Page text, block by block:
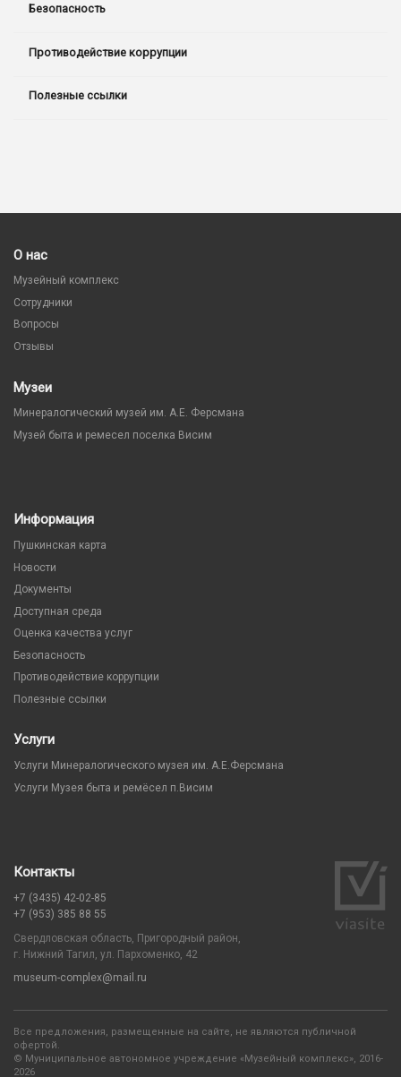
Безопасность
Противодействие коррупции
Полезные ссылки
О нас
Музейный комплекс
Сотрудники
Вопросы
Отзывы
Музеи
Минералогический музей им. А.Е. Ферсмана
Музей быта и ремесел поселка Висим
Информация
Пушкинская карта
Новости
Документы
Доступная среда
Оценка качества услуг
Безопасность
Противодействие коррупции
Полезные ссылки
Услуги
Услуги Минералогического музея им. А.Е.Ферсмана
Услуги Музея быта и ремёсел п.Висим
Контакты
+7 (3435) 42-02-85
+7 (953) 385 88 55
Свердловская область, Пригородный район,
г. Нижний Тагил, ул. Пархоменко, 42
museum-complex@mail.ru
Все предложения, размещенные на сайте, не являются публичной
офертой.
© Муниципальное автономное учреждение «Музейный комплекс», 2016-
2026